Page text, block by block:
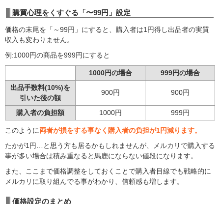
購買心理をくすぐる「〜99円」設定
価格の末尾を「～99円」にすると、購入者は1円得し出品者の実質
収入も変わりません。
例:1000円の商品を999円にすると
1000円の場合
999円の場合
出品手数料(10%)を
引いた後の額
900円 900円
購入者の負担額 1000円 999円
このように両者が損をする事なく購入者の負担が1円減ります。
たかが1円…と思う方も居るかもしれませんが、メルカリで購入する
事が多い場合は積み重なると馬鹿にならない値段になります。
また、ここまで価格調整をしておくことで購入者目線でも戦略的に
メルカリに取り組んでる事がわかり、信頼感も増します。
価格設定のまとめ